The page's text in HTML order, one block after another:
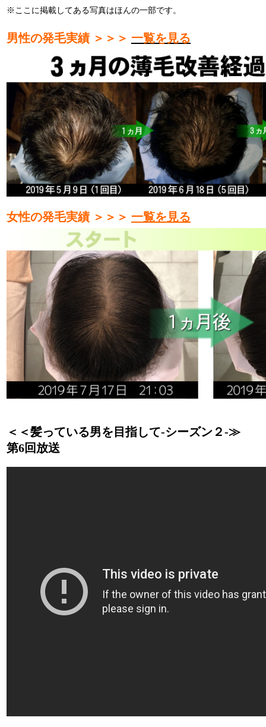
※ここに掲載してある写真はほんの一部です。
男性の発毛実績 ＞＞＞ 一覧を見る
女性の発毛実績 ＞＞＞ 一覧を見る
＜＜髪っている男を目指して‐シーズン２‐≫
第6回放送